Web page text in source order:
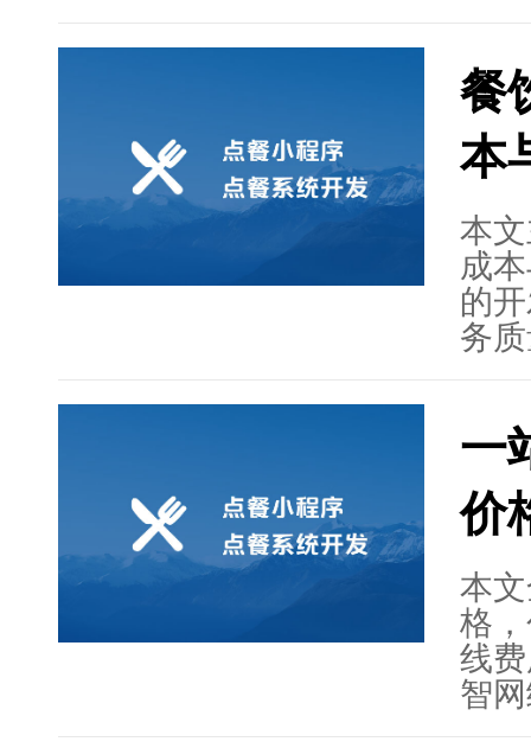
程
计
文
制
智
务
餐
本
本
成
的
务
时
如
等
户
续
餐
长
一
价
本
格
线
智